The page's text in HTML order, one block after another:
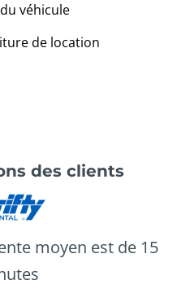
véhicule
de location
des clients
moyen est de 15